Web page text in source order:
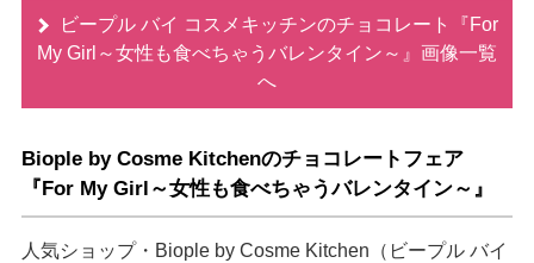
ビープル バイ コスメキッチンのチョコレート『For
My Girl～女性も食べちゃうバレンタイン～』画像一覧
へ
Biople by Cosme Kitchenのチョコレートフェア
『For My Girl～女性も食べちゃうバレンタイン～』
人気ショップ・Biople by Cosme Kitchen（ビープル バイ